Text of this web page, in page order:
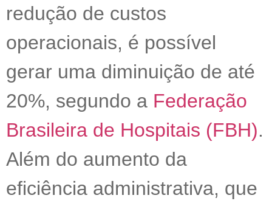
redução de custos
operacionais, é possível
gerar uma diminuição de até
20%, segundo a Federação
Brasileira de Hospitais (FBH).
Além do aumento da
eficiência administrativa, que